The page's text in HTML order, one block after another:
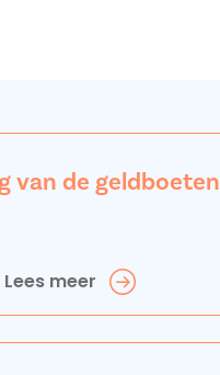
van de geldboeten
Lees meer